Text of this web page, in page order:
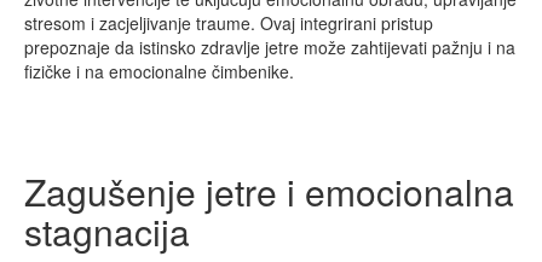
stresom i zacjeljivanje traume. Ovaj integrirani pristup
prepoznaje da istinsko zdravlje jetre može zahtijevati pažnju i na
fizičke i na emocionalne čimbenike.
Zagušenje jetre i emocionalna
stagnacija